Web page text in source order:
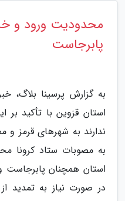
محدودیت ورود و
پابرجاست
به گزارش پرسینا بلاگ،
استان قزوین با تأکید بر
ندارند به شهرهای قرمز و
به مصوبات ستاد کرونا
استان همچنان پابرجاست و
در صورت نیاز به تمدید